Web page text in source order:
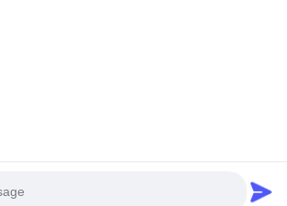
Industry Group Co.,Ltd. All Rights